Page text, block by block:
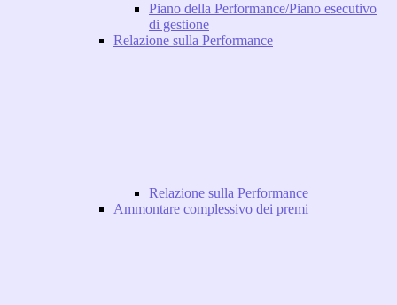
Piano della Performance/Piano esecutivo
di gestione
Relazione sulla Performance
Relazione sulla Performance
Ammontare complessivo dei premi